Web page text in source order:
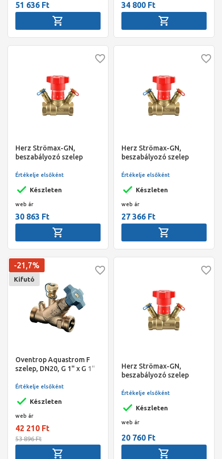
51 636 Ft 34 800 Ft
Herz Strömax-GN,
beszabályozó szelep
méréshez egyenes testtel,
DN40 6/4"
Készleten
Értékelje elsőként
web ár
30 863 Ft
Herz Strömax-GN,
beszabályozó szelep
méréshez egyenes testtel,
DN32 5/4"
Készleten
Értékelje elsőként
web ár
27 366 Ft
Oventrop Aquastrom F
szelep, DN20, G 1" x G 1"
-21,7%
Kifutó
Készleten
Értékelje elsőként
web ár
42 210 Ft
53 896 Ft
Herz Strömax-GN,
beszabályozó szelep
méréshez egyenes testtel,
DN25 1"Készleten
Értékelje elsőként
web ár
20 760 Ft